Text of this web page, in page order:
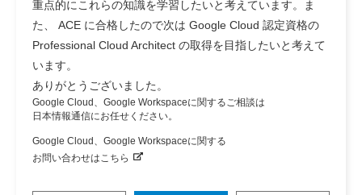
重点的にこれらの知識を学習したいと考えています。ま
た、 ACE に合格したので次は Google Cloud 認定資格の
Professional Cloud Architect の取得を目指したいと考えて
います。
ありがとうございました。
Google Cloud、Google Workspaceに関するご相談は
日本情報通信にお任せください。
Google Cloud、Google Workspaceに関する
お問い合わせはこちら